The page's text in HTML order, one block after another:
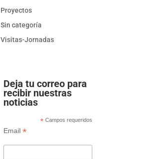
Proyectos
Sin categoría
Visitas-Jornadas
Deja tu correo para
recibir nuestras
noticias
* Campos requeridos
Email *